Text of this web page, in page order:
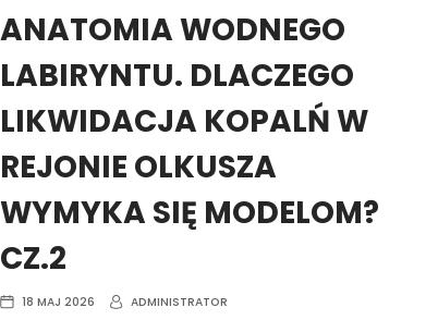
ANATOMIA WODNEGO
LABIRYNTU. DLACZEGO
LIKWIDACJA KOPALŃ W
REJONIE OLKUSZA
WYMYKA SIĘ MODELOM?
CZ.2
18 MAJ 2026 ADMINISTRATOR